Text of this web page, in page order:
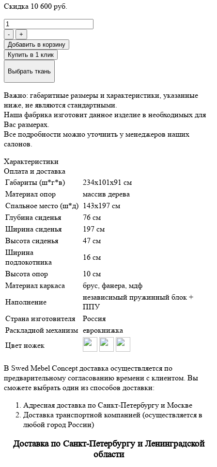
Скидка 10 600 руб.
-
+
Добавить в корзину
Купить в 1 клик
Выбрать ткань
Важно: габаритные размеры и характеристики, указанные
ниже, не являются стандартными.
Наша фабрика изготовит данное изделие в необходимых для
Вас размерах.
Все подробности можно уточнить у менеджеров наших
салонов.
Характеристики
Оплата и доставка
Габариты (ш*г*в)
234х101х91 см
Материал опор
массив дерева
Спальное место (ш*д) 143x197 см
Глубина сиденья
76 см
Ширина сиденья
197 см
Высота сиденья
47 см
Ширина
подлокотника
16 см
Высота опор
10 см
Материал каркаса
брус, фанера, мдф
Наполнение
независимый пружинный блок +
ППУ
Страна изготовителя
Россия
Раскладной механизм еврокнижка
Цвет ножек
В Swed Mebel Concept доставка осуществляется по
предварительному согласованию времени с клиентом. Вы
сможете выбрать один из способов доставки:
Адресная доставка по Санкт-Петербургу и Москве
Доставка транспортной компанией (осуществляется в
любой город России)
Доставка по Санкт-Петербургу и Ленинградской
области